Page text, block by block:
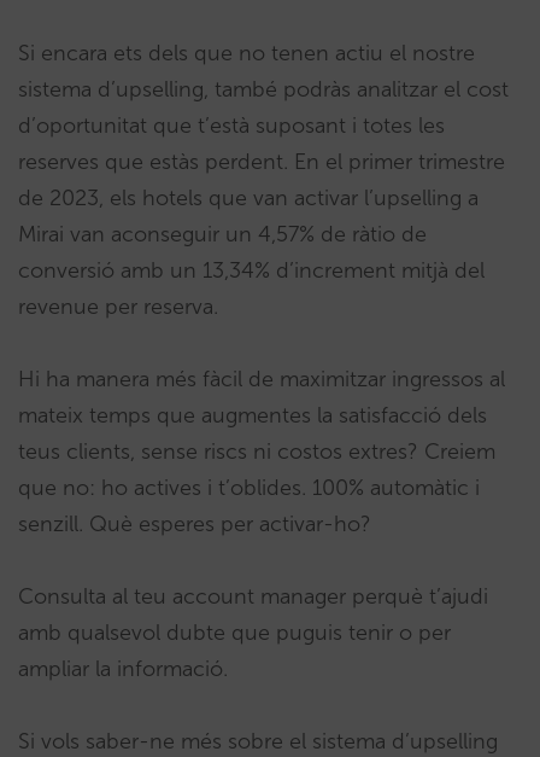
Si encara ets dels que no tenen actiu el nostre
sistema d’upselling, també podràs analitzar el cost
d’oportunitat que t’està suposant i totes les
reserves que estàs perdent. En el primer trimestre
de 2023, els hotels que van activar l’upselling a
Mirai van aconseguir un 4,57% de ràtio de
conversió amb un 13,34% d’increment mitjà del
revenue per reserva.
Hi ha manera més fàcil de maximitzar ingressos al
mateix temps que augmentes la satisfacció dels
teus clients, sense riscs ni costos extres? Creiem
que no: ho actives i t’oblides. 100% automàtic i
senzill. Què esperes per activar-ho?
Consulta al teu account manager perquè t’ajudi
amb qualsevol dubte que puguis tenir o per
ampliar la informació.
Si vols saber-ne més sobre el sistema d’upselling